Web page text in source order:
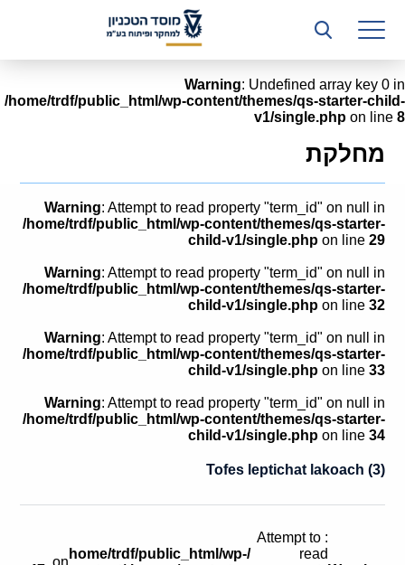
רשות המחקר
היחידה העסקית (T3)
קשרי תעשייה
ביה”ס ללימודי המשך
המכון הישראלי לטכנולוגיות ייצור חומרים
משאבי אנוש
כספים וכלכלה
המחלקה המשפטית
מחלקת תפעול
קולות קוראים
English
Warning: Undefined array key 0 in
/home/trdf/public_html/wp-content/themes/qs-starter-child-
v1/single.php on line 8
מחלקת
Warning: Attempt to read property "term_id" on null in
/home/trdf/public_html/wp-content/themes/qs-starter-
child-v1/single.phpon line 29
Warning: Attempt to read property "term_id" on null in
/home/trdf/public_html/wp-content/themes/qs-starter-
child-v1/single.phpon line 32
Warning: Attempt to read property "term_id" on null in
/home/trdf/public_html/wp-content/themes/qs-starter-
child-v1/single.phpon line 33
Warning: Attempt to read property "term_id" on null in
/home/trdf/public_html/wp-content/themes/qs-starter-
child-v1/single.phpon line 34
Tofes leptichat lakoach (3)
: Attempt to
read
/home/trdf/public_html/wp-